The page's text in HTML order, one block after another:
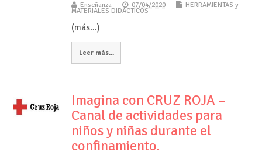
Enseñanza 07/04/2020 HERRAMIENTAS y
MATERIALES DIDÁCTICOS
(más…)
Leer más...
Imagina con CRUZ ROJA –
Canal de actividades para
niños y niñas durante el
confinamiento.